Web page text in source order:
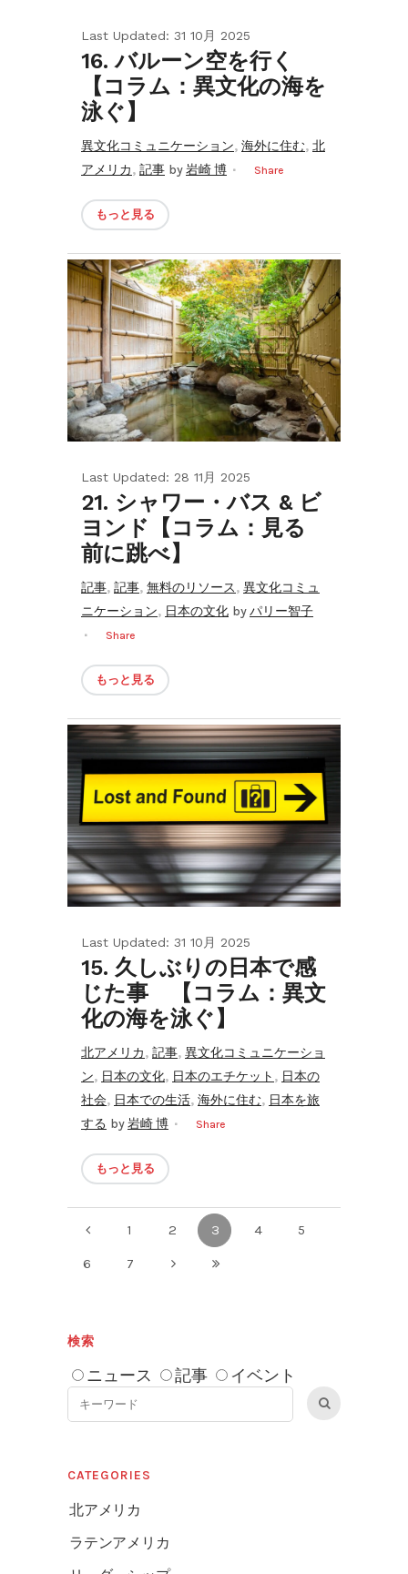
Last Updated: 31 10月 2025
16. バルーン空を行く
【コラム：異文化の海を
泳ぐ】
異文化コミュニケーション, 海外に住む, 北
アメリカ, 記事 by岩崎 博 Share
もっと見る
Last Updated: 28 11月 2025
21. シャワー・バス & ビ
ヨンド【コラム：見る
前に跳べ】
記事, 記事, 無料のリソース, 異文化コミュ
ニケーション, 日本の文化 byパリー智子
Share
もっと見る
Last Updated: 31 10月 2025
15. 久しぶりの日本で感
じた事 【コラム：異文
化の海を泳ぐ】
北アメリカ, 記事, 異文化コミュニケーショ
ン, 日本の文化, 日本のエチケット , 日本の
社会, 日本での生活, 海外に住む, 日本を旅
する by岩崎 博 Share
もっと見る
1 2 3 4 5
6 7
検索
ニュース 記事 イベント
CATEGORIES
北アメリカ
ラテンアメリカ